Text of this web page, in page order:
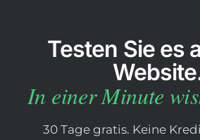
Testen Sie es
In einer Minute
30 Tage gratis. Keine